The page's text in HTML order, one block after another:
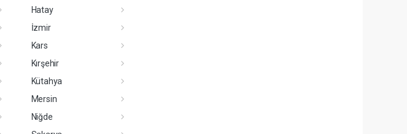
Hatay
İzmir
Kars
Kırşehir
Kütahya
Mersin
Niğde